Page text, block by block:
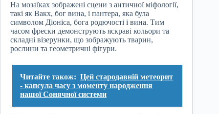
На мозаїках зображені сцени з античної міфології,
такі як Вакх, бог вина, і пантера, яка була
символом Діоніса, бога родючості і вина. Тим
часом фрески демонструють яскраві кольори та
складні візерунки, що зображують тварин,
рослини та геометричні фігури.
Читайте також: Цей стародавній метеорит
- капсула часу з моменту народження
нашої Сонячної системи